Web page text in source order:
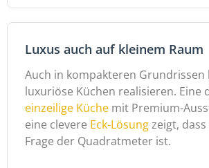
Luxus auch auf kleinem Raum
Auch in kompakteren Grundrissen
luxuriöse Küchen realisieren. Eine
einzeilige Küche mit Premium-
eine clevere Eck-Lösungzeigt,
Frage der Quadratmeter ist.